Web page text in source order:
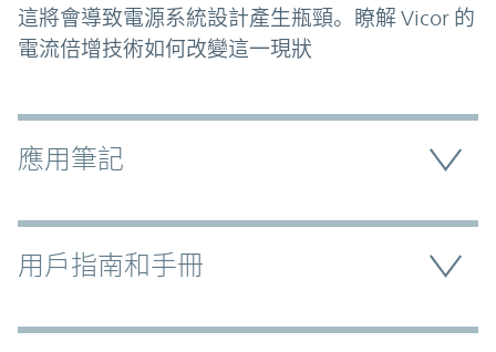
這將會導致電源系統設計產生瓶頸。瞭解 Vicor 的
電流倍增技術如何改變這一現狀
應用筆記
用戶指南和手冊